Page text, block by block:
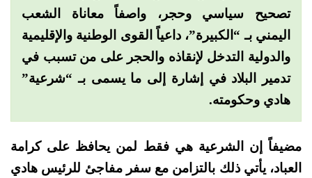
تصحيح سياسي وحجر، واصفاً معاناة الشعب
اليمني بـ “الكبيرة”، داعياً القوى الوطنية والإقليمية
والدولية التدخل لإنقاذه والحجر على من تسبب في
تدمير البلاد في إشارة إلى ما يسمى بـ “شرعية”
هادي وحكومته.
مضيفاً إن الشرعية هي فقط لمن يحافظ على كرامة
العباد، يأتي ذلك بالتزامن مع سفر مفاجئ للرئيس هادي